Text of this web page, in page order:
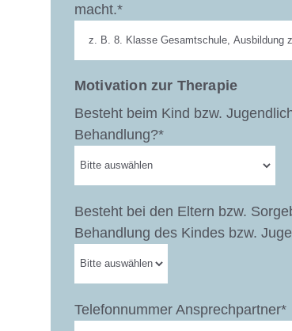
macht.*
Motivation zur Therapie
Besteht beim Kind bzw.
Behandlung?*
Besteht bei den Eltern bzw.
Behandlung des Kindes bzw.
Telefonnummer Ansprechpartner*